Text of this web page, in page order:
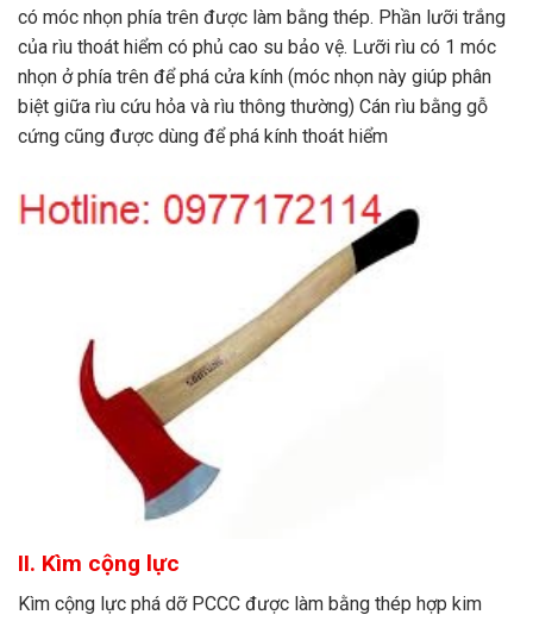
có móc nhọn phía trên được làm bằng thép. Phần lưỡi trắng
của rìu thoát hiểm có phủ cao su bảo vệ. Lưỡi rìu có 1 móc
nhọn ở phía trên để phá cửa kính (móc nhọn này giúp phân
biệt giữa rìu cứu hỏa và rìu thông thường) Cán rìu bằng gỗ
cứng cũng được dùng để phá kính thoát hiểm
II. Kìm cộng lực
Kìm cộng lực phá dỡ PCCC được làm bằng thép hợp kim